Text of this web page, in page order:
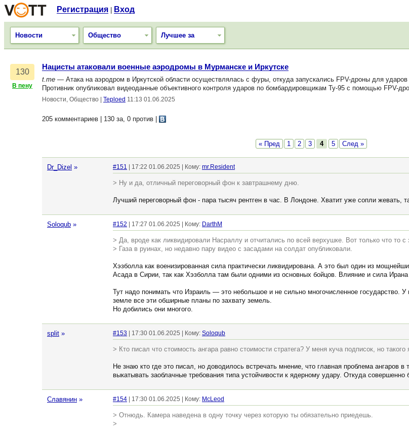
Регистрация Вход
Новости Общество Лучшее за
130
В пену
Нацисты атаковали военные аэродромы в Мурманске и Иркутске
t.me — Атака на аэродром в Иркутской области осуществлялась с фуры, откуда запускались FPV-дроны для
Противник опубликовал видеоданные объективного контроля ударов по бомбардировщикам Ту-95 с помощью FPV-
Новости, Общество Teploed 11:13 01.06.2025
205 комментариев | 130 за, 0 против
« Пред 1 2 3 4 5 След »
Dr_Dizel » #151 | 17:22 01.06.2025 | Кому: mr.Resident
> Ну и да, отличный переговорный фон к завтрашнему дню.
Лучший переговорный фон - пара тысяч рентген в час. В Лондоне. Хватит уже сопли жевать,
Soloqub » #152 | 17:27 01.06.2025 | Кому: DarthM
> Да, вроде как ликвидировали Насраллу и отчитались по всей верхушке. Вот только что то
> Газа в руинах, но недавно пару видео с засадами на солдат опубликовали.
Хэзболла как военизированная сила практически ликвидирована. А это был один из
Асада в Сирии, так как Хэзболла там были одними из основных бойцов. Влияние и сила
Тут надо понимать что Израиль — это небольшое и не сильно многочисленное государство. У
земле все эти обширные планы по захвату земель.
Но добились они многого.
split » #153 | 17:30 01.06.2025 | Кому: Soloqub
> Кто писал что стоимость ангара равно стоимости стратега? У меня куча подписок, но
Не знаю кто где это писал, но доводилось встречать мнение, что главная проблема ангаров
выкатывать заоблачные требования типа устойчивости к ядерному удару. Откуда совершенно
Славянин » #154 | 17:30 01.06.2025 | Кому: McLeod
> Отнюдь. Камера наведена в одну точку через которую ты обязательно приедешь.
>